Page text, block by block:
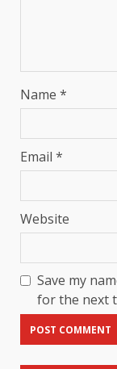
Name *
Email *
Website
Save my
for the next